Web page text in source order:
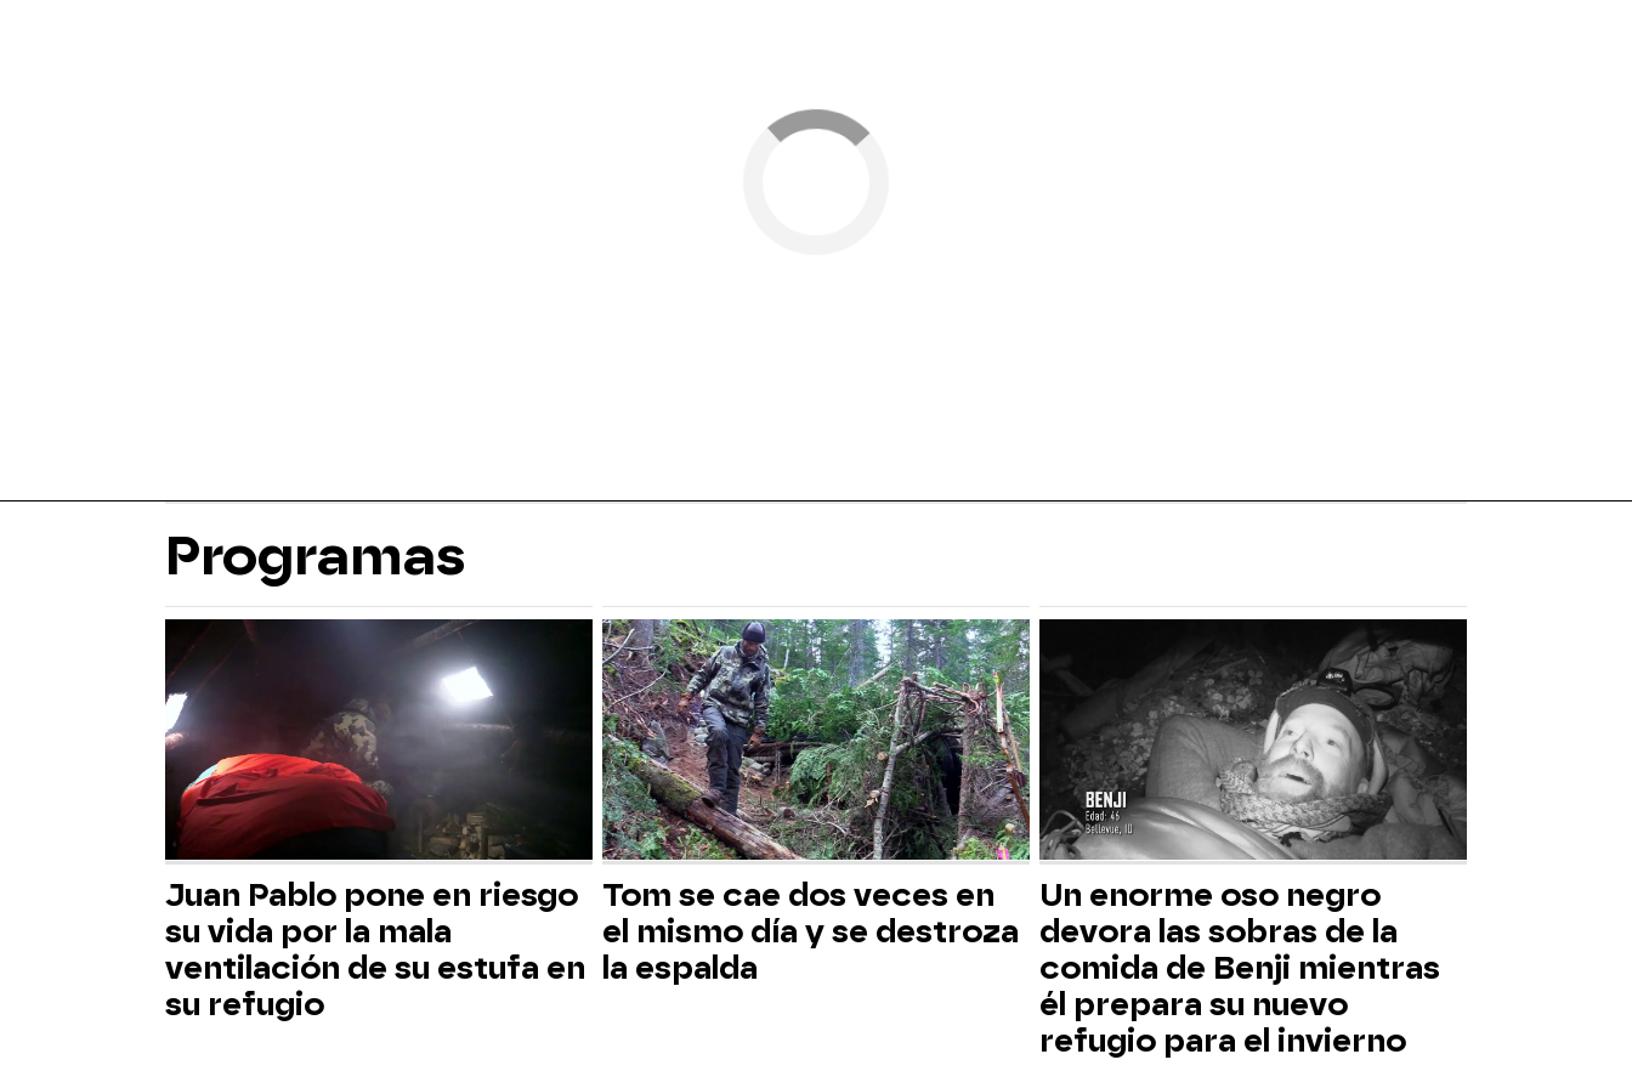
Programas
Juan Pablo pone en riesgo
su vida por la mala
ventilación de su estufa en
su refugio
Tom se cae dos veces en
el mismo día y se destroza
la espalda
Un enorme oso negro
devora las sobras de la
comida de Benji mientras
él prepara su nuevo
refugio para el invierno